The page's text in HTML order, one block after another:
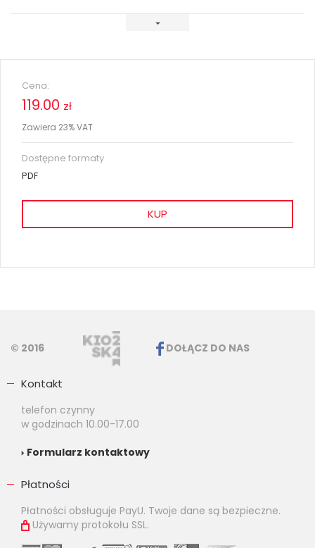
Cena:
119.00 zł
Zawiera 23% VAT
Dostępne formaty
PDF
KUP
© 2016 DOŁĄCZ DO NAS
Kontakt
telefon czynny
w godzinach 10.00-17.00
Formularz kontaktowy
Płatności
Płatności obsługuje PayU. Twoje dane są bezpieczne.
Używamy protokołu SSL.